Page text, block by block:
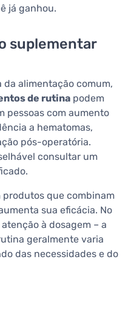
já ganhou.
suplementar
alimentação comum,
de rutina podem
pessoas com aumento
a hematomas,
pós-operatória.
consultar um
produtos que combinam
sua eficácia. No
à dosagem – a
geralmente varia
das necessidades e do